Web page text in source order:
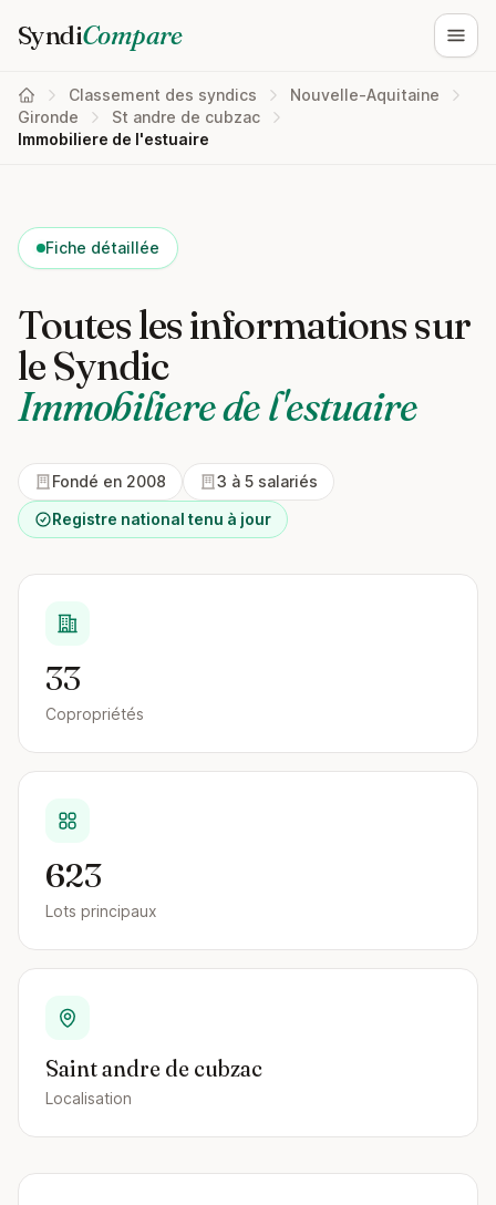
SyndiCompare
Classement des syndics
Nouvelle-Aquitaine
Gironde
St andre de cubzac
Immobiliere de l'estuaire
Fiche détaillée
Toutes les informations sur
le Syndic
Immobiliere de l'estuaire
Fondé en 2008
3 à 5 salariés
Registre national tenu à jour
33
Copropriétés
623
Lots principaux
Saint andre de cubzac
Localisation